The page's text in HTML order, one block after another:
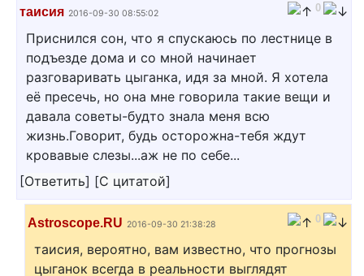
таисия 2016-09-30 08:55:02 0
Приснился сон, что я спускаюсь по лестнице в
подъезде дома и со мной начинает
разговаривать цыганка, идя за мной. Я хотела
её пресечь, но она мне говорила такие вещи и
давала советы-будто знала меня всю
жизнь.Говорит, будь осторожна-тебя ждут
кровавые слезы...аж не по себе...
[Ответить] [С цитатой]
Astroscope.RU 2016-09-30 21:38:28 0
таисия, вероятно, вам известно, что прогнозы
цыганок всегда в реальности выглядят